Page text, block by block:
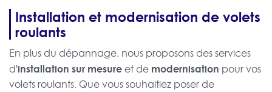
Installation et modernisation de volets
roulants
En plus du dépannage, nous proposons des services
d'installation sur mesure et de modernisation pour vos
volets roulants. Que vous souhaitiez poser de